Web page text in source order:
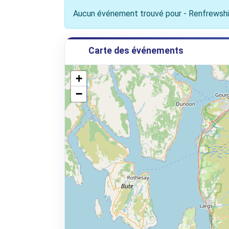
Aucun événement trouvé pour -
Carte des événements
+
−